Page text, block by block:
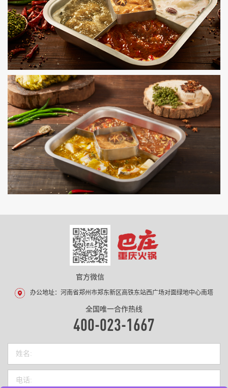
官方微信
办公地址：河南省郑州市郑东新区高铁东站西广场对面绿地中心南塔
全国唯一合作热线
400-023-1667